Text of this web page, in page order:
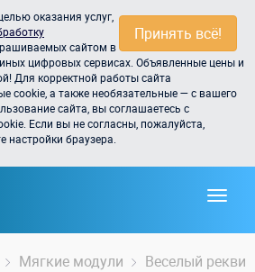
Принять всё!
оказания услуг,
сайтом в
цифровых сервисах. Объявленные цены и
Для корректной работы сайта
cookie, а также необязательные — с вашего
сайта, вы соглашаетесь с
Если вы не согласны, пожалуйста,
настройки браузера.
Мягкие модули Веселый